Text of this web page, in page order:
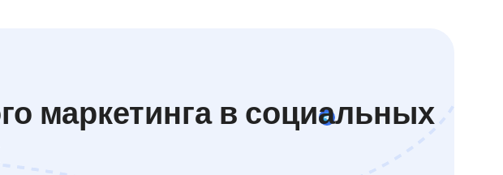
маркетинга в социальных